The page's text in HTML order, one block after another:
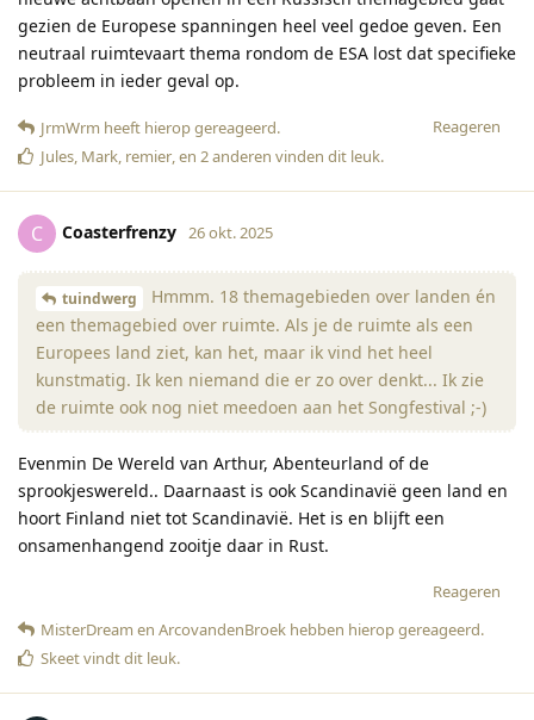
gezien de Europese spanningen heel veel gedoe geven. Een
neutraal ruimtevaart thema rondom de ESA lost dat specifieke
probleem in ieder geval op.
Reageren
JrmWrm heeft hierop gereageerd.
Jules, Mark, remier, en 2anderen vinden dit leuk.
C Coasterfrenzy 26 okt. 2025
tuindwerg
Hmmm. 18 themagebieden over landen én
een themagebied over ruimte. Als je de ruimte als een
Europees land ziet, kan het, maar ik vind het heel
kunstmatig. Ik ken niemand die er zo over denkt... Ik zie
de ruimte ook nog niet meedoen aan het Songfestival ;-)
Evenmin De Wereld van Arthur, Abenteurland of de
sprookjeswereld.. Daarnaast is ook Scandinavië geen land en
hoort Finland niet tot Scandinavië. Het is en blijft een
onsamenhangend zooitje daar in Rust.
Reageren
MisterDream en ArcovandenBroek hebben hierop gereageerd.
Skeetvindt dit leuk.